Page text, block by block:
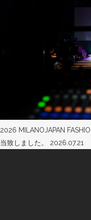
2026 MILANOJAPAN
当致しました。
2026.07.21